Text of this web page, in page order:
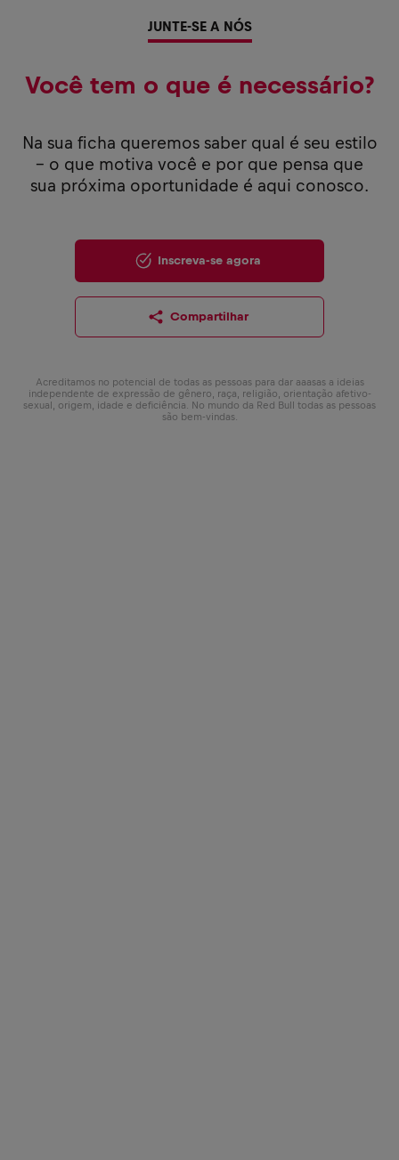
JUNTE-SE A NÓS
Você tem o que é necessário?
Na sua ficha queremos saber qual é seu estilo
– o que motiva você e por que pensa que
sua próxima oportunidade é aqui conosco.
Inscreva-se agora
Compartilhar
Acreditamos no potencial de todas as pessoas para dar aaasas a ideias
independente de expressão de gênero, raça, religião, orientação afetivo-
sexual, origem, idade e deficiência. No mundo da Red Bull todas as pessoas
são bem-vindas.